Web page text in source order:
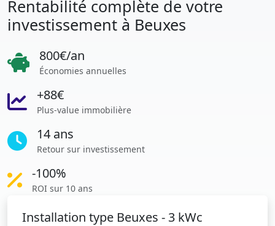
Rentabilité complète de votre
investissement à Beuxes
800€/an
Économies annuelles
+88€
Plus-value immobilière
14 ans
Retour sur investissement
-100%
ROI sur 10 ans
Installation type Beuxes - 3 kWc